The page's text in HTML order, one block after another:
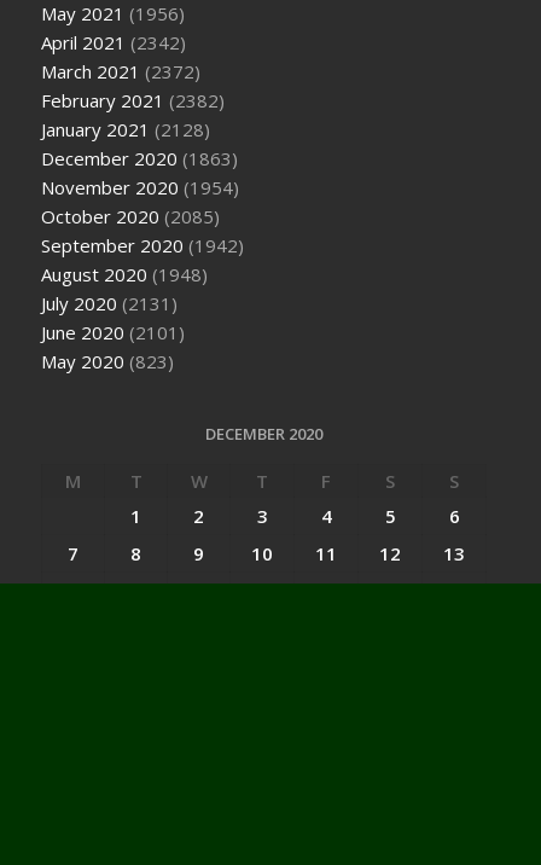
May 2021 (1956)
April 2021 (2342)
March 2021 (2372)
February 2021 (2382)
January 2021 (2128)
December 2020 (1863)
November 2020 (1954)
October 2020 (2085)
September 2020 (1942)
August 2020 (1948)
July 2020 (2131)
June 2020 (2101)
May 2020 (823)
DECEMBER 2020
M T W T F S
S
1
2 3 4 5
6
7
8 9 10 11 12
13
14
15 16 17 18 19
20